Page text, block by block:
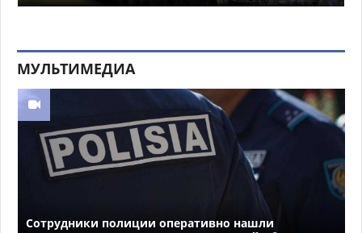
МУЛЬТИМЕДИА
Сотрудники полиции оперативно нашли